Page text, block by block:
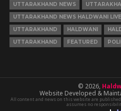
UTTARAKHAND NEWS
UTTARAKHAND NEWS HALDWANI LIVE
UTTARAKHAND
HALDWANI
UTTARAKHAND
FEATURED
© 2026,
Website Developed &
All content and news on this website are
assumes no